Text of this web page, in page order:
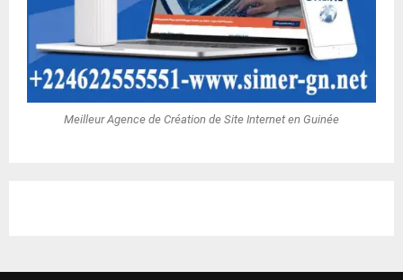
Meilleur Agence de Création de Site Internet en Guinée